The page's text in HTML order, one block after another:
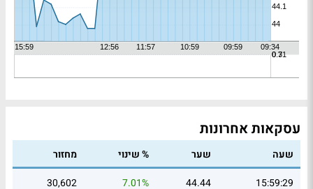
עסקאות אחרונות
שעה שער % שינוי
מחזור
15:59:29
44.44
7.01%
30,602